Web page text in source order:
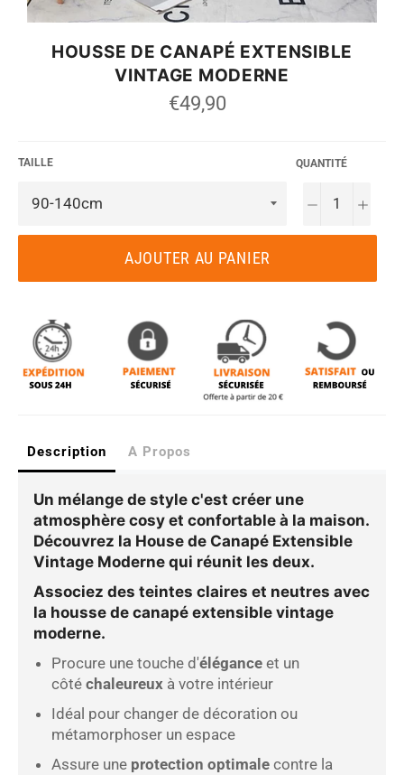
HOUSSE DE CANAPÉ EXTENSIBLE
VINTAGE MODERNE
Prix
régulier
€49,90
TAILLE QUANTITÉ
− +
AJOUTER AU PANIER
Description A Propos
Un mélange de style c'est créer une
atmosphère cosy et confortable à la maison.
Découvrez la House de Canapé Extensible
Vintage Moderne qui réunit les deux.
Associez des teintes claires et neutres avec
la housse de canapé extensible vintage
moderne.
Procure une touche d'élégance et un
côté chaleureux à votre intérieur
Idéal pour changer de décoration ou
métamorphoser un espace
Assure une protection optimale contre la